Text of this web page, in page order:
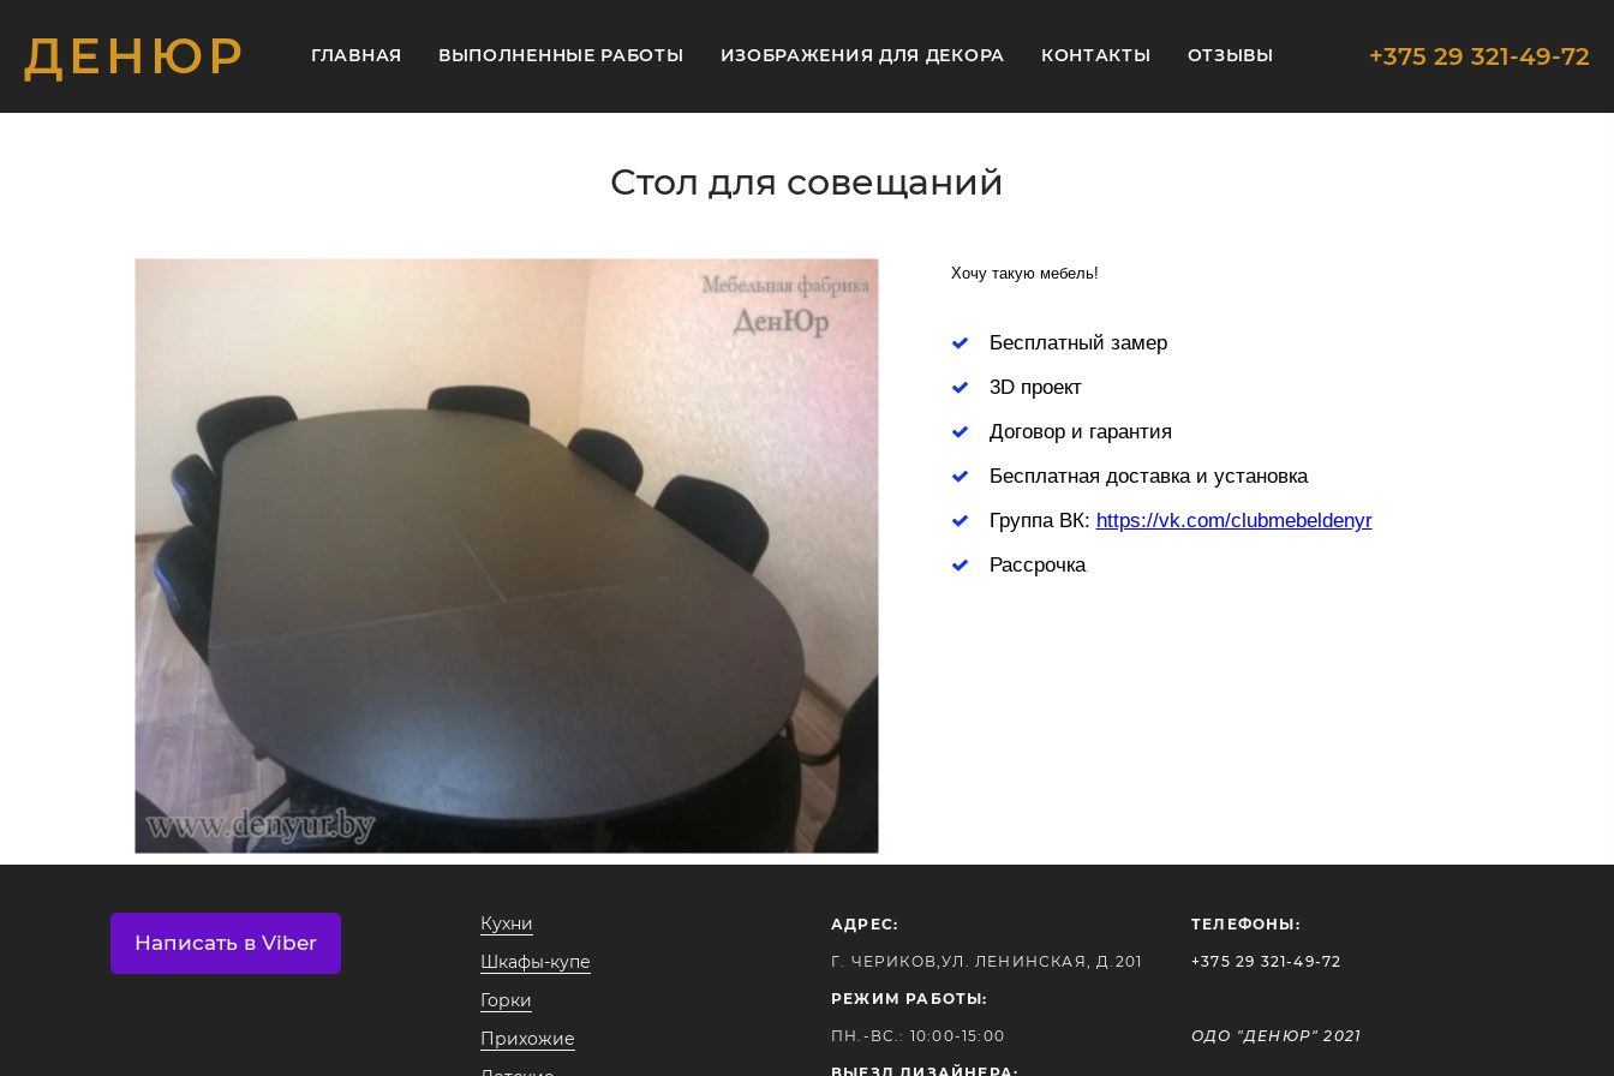
ДЕНЮР ГЛАВНАЯ ВЫПОЛНЕННЫЕ РАБОТЫ ИЗОБРАЖЕНИЯ ДЛЯ ДЕКОРА КОНТАКТЫ ОТЗЫВЫ +375 29 321-49-72
Стол для совещаний
Хочу такую мебель!
Бесплатный замер
3D проект
Договор и гарантия
Бесплатная доставка и установка
Группа ВК: https://vk.com/clubmebeldenyr
Рассрочка
Написать в Viber
Кухни
Шкафы-купе
Горки
Прихожие
АДРЕС:
Г. ЧЕРИКОВ,УЛ. ЛЕНИНСКАЯ, Д.201
РЕЖИМ РАБОТЫ:
ПН.-ВС.: 10:00-15:00
ТЕЛЕФОНЫ:
+375 29 321-49-72
ОДО "ДЕНЮР" 2021